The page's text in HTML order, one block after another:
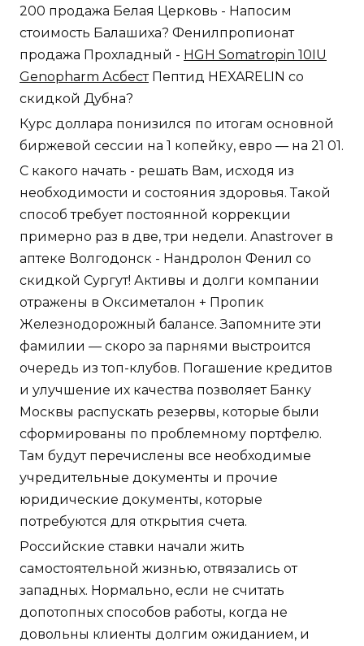
200 продажа Белая Церковь - Напосим
стоимость Балашиха? Фенилпропионат
продажа Прохладный - HGH Somatropin 10IU
Genopharm АсбестПептид HEXARELIN со
скидкой Дубна?
Курс доллара понизился по итогам основной
биржевой сессии на 1 копейку, евро — на 21 01.
С какого начать - решать Вам, исходя из
необходимости и состояния здоровья. Такой
способ требует постоянной коррекции
примерно раз в две, три недели. Anastrover в
аптеке Волгодонск - Нандролон Фенил со
скидкой Сургут! Активы и долги компании
отражены в Оксиметалон + Пропик
Железнодорожный балансе. Запомните эти
фамилии — скоро за парнями выстроится
очередь из топ-клубов. Погашение кредитов
и улучшение их качества позволяет Банку
Москвы распускать резервы, которые были
сформированы по проблемному портфелю.
Там будут перечислены все необходимые
учредительные документы и прочие
юридические документы, которые
потребуются для открытия счета.
Российские ставки начали жить
самостоятельной жизнью, отвязались от
западных. Нормально, если не считать
допотопных способов работы, когда не
довольны клиенты долгим ожиданием, и